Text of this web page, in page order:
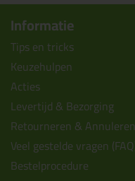
Informatie
Tips en tricks
Keuzehulpen
Acties
Levertijd & Bezorging
Retourneren & Annuleren
Veel gestelde vragen
Bestelprocedure